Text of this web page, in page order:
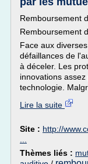
Remboursement
Remboursement
Face aux
défaillances de
à déceler. Les
innovations
technologie.
Lire la suite
Site : http://
Thèmes liés :